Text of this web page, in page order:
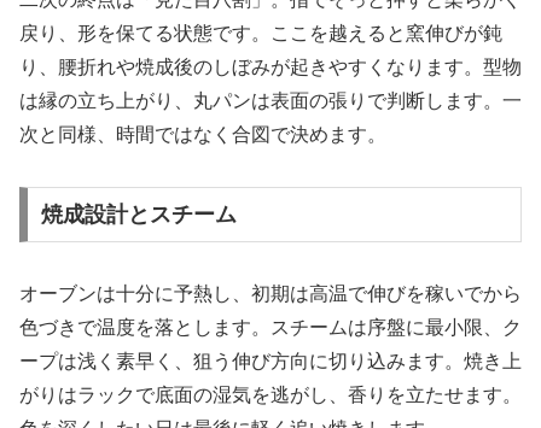
戻り、形を保てる状態です。ここを越えると窯伸びが鈍
り、腰折れや焼成後のしぼみが起きやすくなります。型物
は縁の立ち上がり、丸パンは表面の張りで判断します。一
次と同様、時間ではなく合図で決めます。
焼成設計とスチーム
オーブンは十分に予熱し、初期は高温で伸びを稼いでから
色づきで温度を落とします。スチームは序盤に最小限、ク
ープは浅く素早く、狙う伸び方向に切り込みます。焼き上
がりはラックで底面の湿気を逃がし、香りを立たせます。